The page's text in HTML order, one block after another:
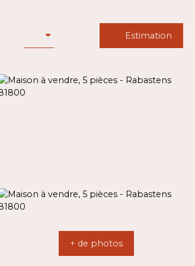
Estimation
+ de photos